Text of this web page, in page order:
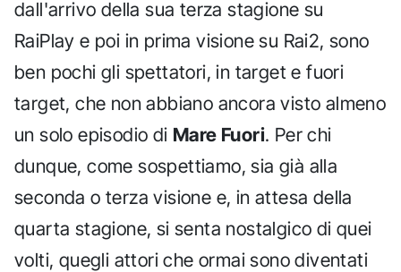
dall'arrivo della sua terza stagione su
RaiPlay e poi in prima visione su Rai2, sono
ben pochi gli spettatori, in target e fuori
target, che non abbiano ancora visto almeno
un solo episodio di Mare Fuori. Per chi
dunque, come sospettiamo, sia già alla
seconda o terza visione e, in attesa della
quarta stagione, si senta nostalgico di quei
volti, quegli attori che ormai sono diventati